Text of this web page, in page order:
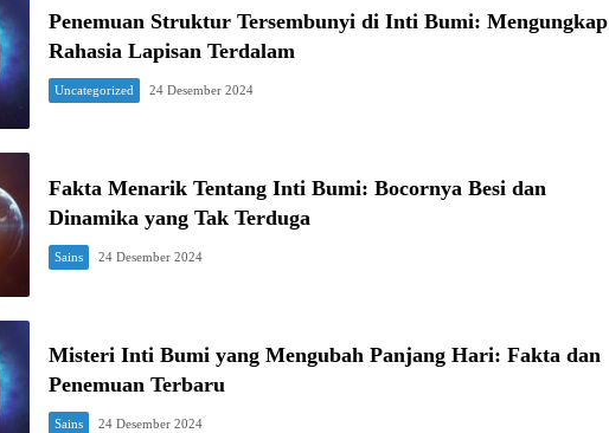
Penemuan Struktur Tersembunyi di Inti Bumi: Mengungkap
Rahasia Lapisan Terdalam
Uncategorized 24 Desember 2024
Fakta Menarik Tentang Inti Bumi: Bocornya Besi dan
Dinamika yang Tak Terduga
Sains 24 Desember 2024
Misteri Inti Bumi yang Mengubah Panjang Hari: Fakta dan
Penemuan Terbaru
Sains 24 Desember 2024